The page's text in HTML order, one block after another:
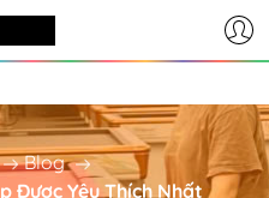
BÀN BI-A -
Blog
Được Yêu Thích Nhất